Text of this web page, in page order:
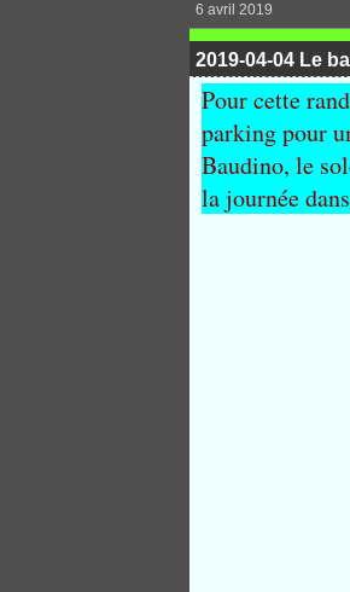
6 avril 2019
2019-04-04 Le
Pour cette
parking pour
Baudino, le
la journée